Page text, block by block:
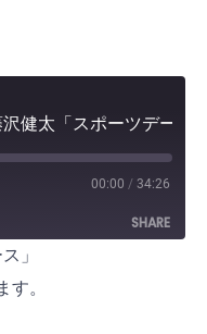
00:00 / 34:26
SHARE
」
す。